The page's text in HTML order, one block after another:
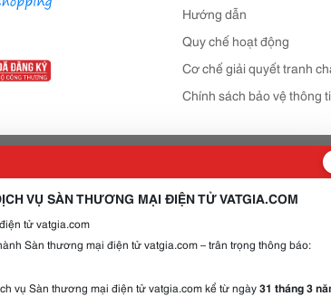
Hướng dẫn
Quy chế hoạt động
Cơ chế giải quyết tranh
Chính sách bảo vệ thông
VỤ SÀN THƯƠNG MẠI ĐIỆN TỬ VATGIA.COM
tử vatgia.com
Sàn thương mại điện tử vatgia.com – trân trọng thông báo:
vụ Sàn thương mại điện tử vatgia.com kể từ ngày31 tháng 3